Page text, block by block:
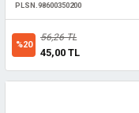
PLSN.98600350200
%20
56,26 TL
45,00 TL